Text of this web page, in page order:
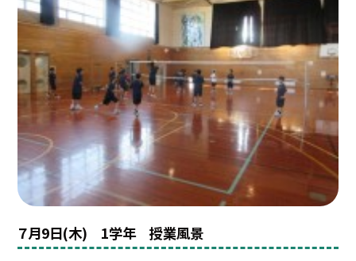
７月9日(木) 1学年 授業風景